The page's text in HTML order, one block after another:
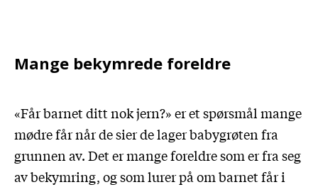
Mange bekymrede foreldre
«Får barnet ditt nok jern?» er et spørsmål mange
mødre får når de sier de lager babygrøten fra
grunnen av. Det er mange foreldre som er fra seg
av bekymring, og som lurer på om barnet får i